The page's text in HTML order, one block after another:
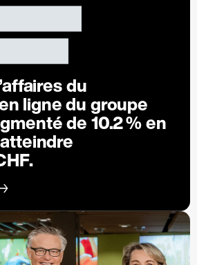
du
ligne du groupe
de10.2 %en